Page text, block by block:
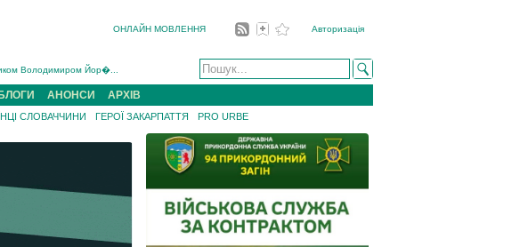
ОНЛАЙН МОВЛЕННЯ Авторизація
Володимиром Йор�...
який два роки �...
Гербея (ФОТО)[/gree...
(ФОТО)...
13 людей (ФОТО)...
БЛОГИ АНОНСИ АРХІВ
СЛОВАЧЧИНИ ГЕРОЇ ЗАКАРПАТТЯ PRO URBE